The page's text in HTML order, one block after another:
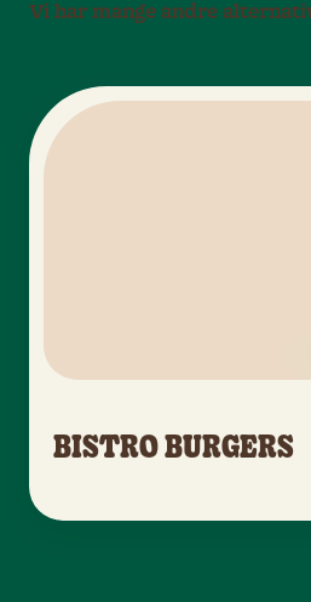
Vi har mange andre
BISTRO BURGERS